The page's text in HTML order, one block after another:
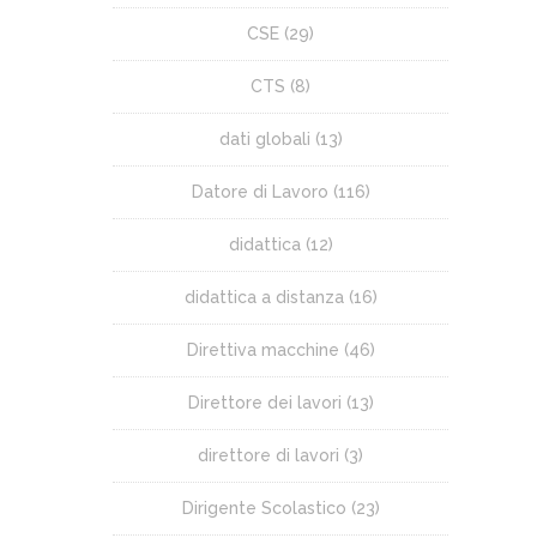
CSE (29)
CTS (8)
dati globali (13)
Datore di Lavoro (116)
didattica(12)
didattica a distanza(16)
Direttiva macchine (46)
Direttore dei lavori (13)
direttore di lavori (3)
Dirigente Scolastico (23)